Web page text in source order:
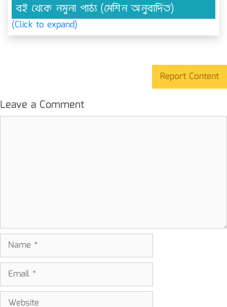
বই থেকে নমুনা পাঠ্য (মেশিন অনুবাদিত)
(Click to expand)
Report Content
Leave a Comment
Name
Email
Website